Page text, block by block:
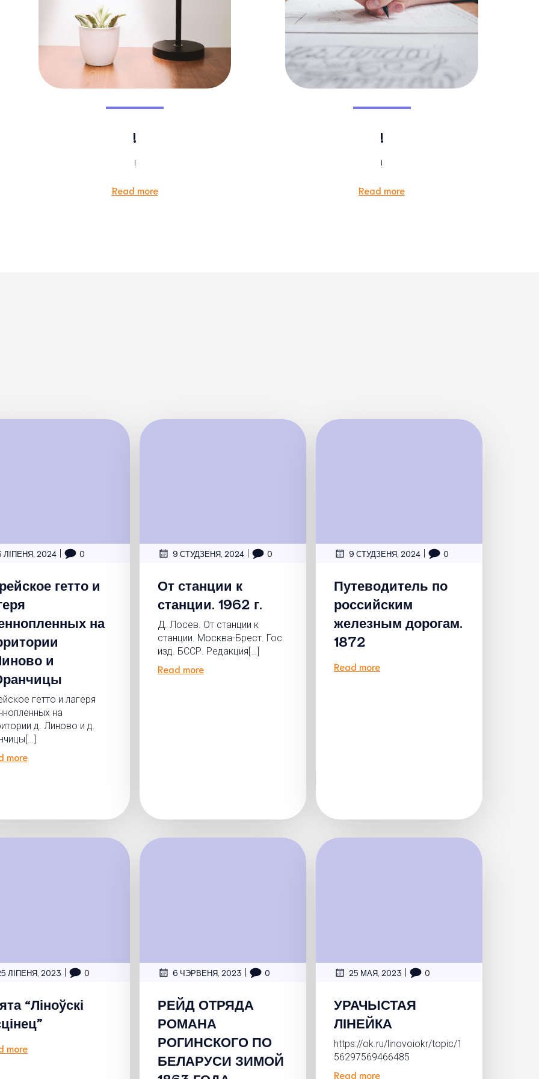
!
!
Read more
!
!
Read more
ЛІПЕНЯ, 2024 0
гетто и
на
и
гетто и лагеря
на
д. Линово и д.
more
9 СТУДЗЕНЯ, 2024 0
От станции к
станции. 1962 г.
Д. Лосев. От станции к
станции. Москва-Брест. Гос.
изд. БССР. Редакция[…]
Read more
9 СТУДЗЕНЯ, 2024 0
Путеводитель по
российским
железным дорогам.
1872
Read more
ЛІПЕНЯ, 2023 0
“Ліноўскі
more
6 ЧЭРВЕНЯ, 2023 0
РЕЙД ОТРЯДА
РОМАНА
РОГИНСКОГО ПО
БЕЛАРУСИ ЗИМОЙ
25 МАЯ, 2023 0
УРАЧЫСТАЯ
ЛІНЕЙКА
https://ok.ru/linovoiokr/topic/1
56297569466485
Read more